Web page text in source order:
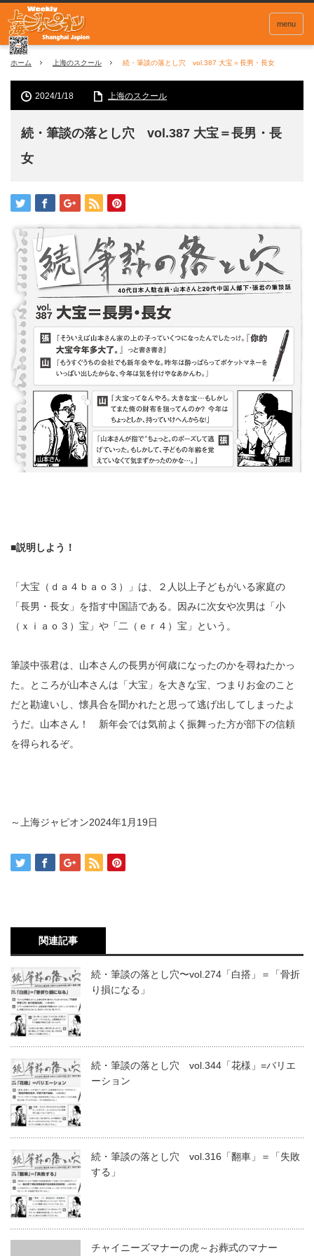
menu
ホーム 上海のスクール 続・筆談の落とし穴 vol.387 大宝＝長男・長女
2024/1/18 上海のスクール
続・筆談の落とし穴 vol.387 大宝＝長男・長
女
■説明しよう！
「大宝（ｄａ４ｂａｏ３）」は、２人以上子どもがいる家庭の
「長男・長女」を指す中国語である。因みに次女や次男は「小
（ｘｉａｏ３）宝」や「二（ｅｒ４）宝」という。
筆談中張君は、山本さんの長男が何歳になったのかを尋ねたかっ
た。ところが山本さんは「大宝」を大きな宝、つまりお金のこと
だと勘違いし、懐具合を聞かれたと思って逃げ出してしまったよ
うだ。山本さん！ 新年会では気前よく振舞った方が部下の信頼
を得られるぞ。
～上海ジャピオン2024年1月19日
関連記事
続・筆談の落とし穴〜vol.274「白搭」＝「骨折
り損になる」
続・筆談の落とし穴 vol.344「花様」=バリエ
ーション
続・筆談の落とし穴 vol.316「翻車」＝「失敗
する」
チャイニーズマナーの虎～お葬式のマナー